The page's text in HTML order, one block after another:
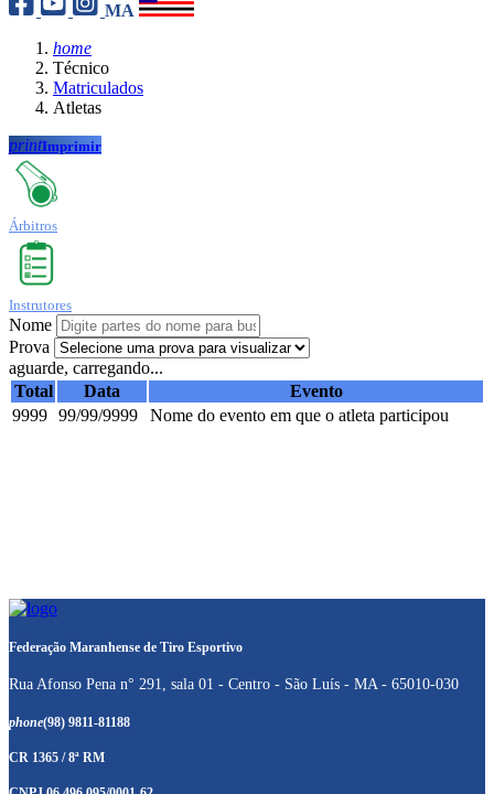
MA
home
Técnico
Matriculados
Atletas
printImprimir
Árbitros
Instrutores
Nome
Prova
aguarde, carregando...
Total
Data
Evento
9999 99/99/9999 Nome do evento em que o atleta participou
Federação Maranhense de Tiro Esportivo
Rua Afonso Pena n° 291, sala 01 - Centro - São Luís - MA - 65010-030
phone(98) 9811-81188
CR 1365 / 8ª RM